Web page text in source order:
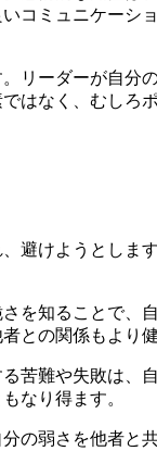
コミュニケー
リーダーが自
はなく、むしろ
避けようとし
を知ることで
との関係もより
苦難や失敗は
なり得ます。
の弱さを他者